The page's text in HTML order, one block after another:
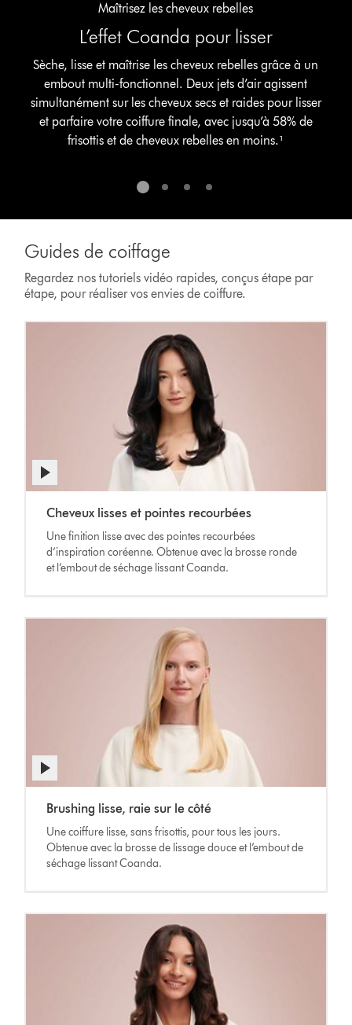
Maîtrisez les cheveux rebelles
L’effet Coanda pour lisser
Sèche, lisse et maîtrise les cheveux rebelles grâce à un
embout multi-fonctionnel. Deux jets d’air agissent
simultanément sur les cheveux secs et raides pour lisser
et parfaire votre coiffure finale, avec jusqu’à 58% de
frisottis et de cheveux rebelles en moins.​¹
Guides de coiffage
Regardez nos tutoriels vidéo rapides, conçus étape par
étape, pour réaliser vos envies de coiffure.
Transcript
Afficher
la
transcription
la
vidéo
Cheveux lisses et pointes recourbées
Une finition lisse avec des pointes recourbées
d’inspiration coréenne. Obtenue avec la brosse ronde
et l’embout de séchage lissant Coanda.
Transcript
Afficher
la
transcription
la
vidéo
Brushing lisse, raie sur le côté
Une coiffure lisse, sans frisottis, pour tous les jours.
Obtenue avec la brosse de lissage douce et l’embout de
séchage lissant Coanda.